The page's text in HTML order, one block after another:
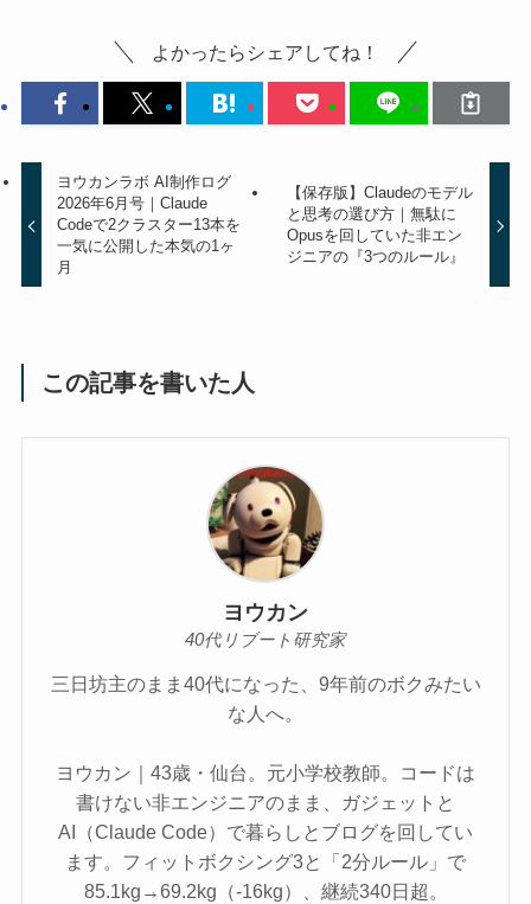
よかったらシェアしてね！
ヨウカンラボ AI制作ログ
2026年6月号｜Claude
Codeで2クラスター13本を
一気に公開した本気の1ヶ
月
【保存版】Claudeのモデル
と思考の選び方｜無駄に
Opusを回していた非エン
ジニアの『3つのルール』
この記事を書いた人
ヨウカン
40代リブート研究家
三日坊主のまま40代になった、9年前のボクみたい
な人へ。
ヨウカン｜43歳・仙台。元小学校教師。コードは
書けない非エンジニアのまま、ガジェットと
AI（Claude Code）で暮らしとブログを回してい
ます。フィットボクシング3と「2分ルール」で
85.1kg→69.2kg（-16kg）、継続340日超。